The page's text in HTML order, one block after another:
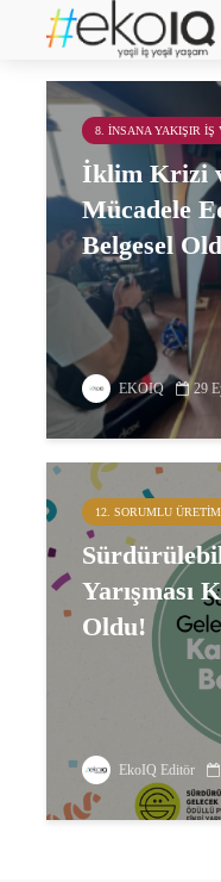
bongo art
8. İNSANA YAKIŞIR İŞ
İklim Krizi
Mücadele
Belgesel
EKOIQ 29
12. SORUMLU
Yarışması
Oldu!
EkoIQ Editör